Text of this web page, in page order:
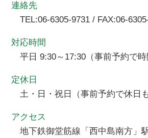
連絡先
TEL:06-6305-9731 / FAX:06-
対応時間
平日 9:30～17:30（事前予約で時
定休日
土・日・祝日（事前予約で休日
アクセス
地下鉄御堂筋線「西中島南方」